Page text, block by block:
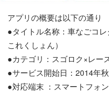
アプリの概要は以下の通り
●タイトル名称：車なごコ
これくしょん）
●カテゴリ：スゴロク×レー
●サービス開始日：2014年秋
●対応端末 ：スマートフォン